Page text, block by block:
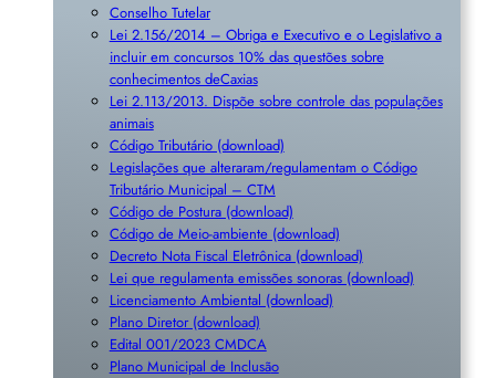
Conselho Tutelar
Lei 2.156/2014 – Obriga e Executivo e o Legislativo a
incluir em concursos 10% das questões sobre
conhecimentos deCaxias
Lei 2.113/2013. Dispõe sobre controle das populações
animais
Código Tributário (download)
Legislações que alteraram/regulamentam o Código
Tributário Municipal – CTM
Código de Postura (download)
Código de Meio-ambiente (download)
Decreto Nota Fiscal Eletrônica (download)
Lei que regulamenta emissões sonoras (download)
Licenciamento Ambiental (download)
Plano Diretor (download)
Edital 001/2023 CMDCA
Plano Municipal de Inclusão